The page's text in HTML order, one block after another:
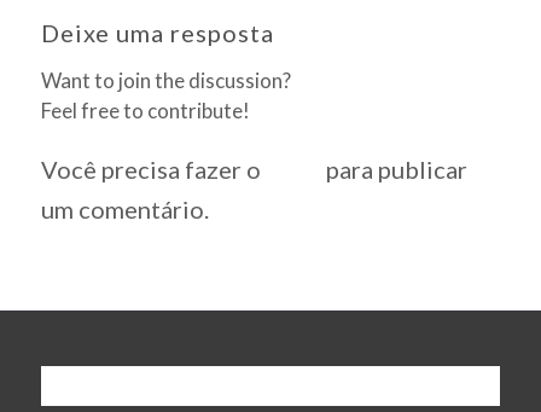
Deixe uma resposta
Want to join the discussion?
Feel free to contribute!
Você precisa fazer o
para publicar
um comentário.